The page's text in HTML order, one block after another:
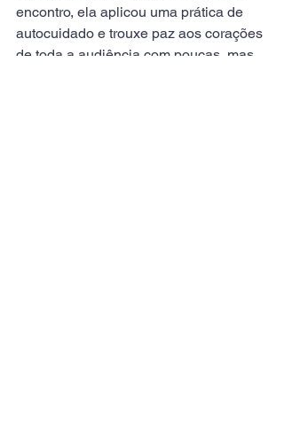
encontro, ela aplicou uma prática de
autocuidado e trouxe paz aos corações
de toda a audiência com poucas, mas